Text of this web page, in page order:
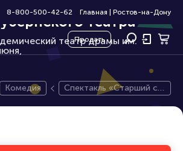
8-800-500-42-62 Главная Ростов-на-Дону
Продать
«Старший сын».
театра
театр драмы им.
12+
Комедия
Спектакль «Старший сы